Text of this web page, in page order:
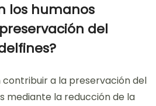
los humanos
del
contribuir a la preservación del
mediante la reducción de la